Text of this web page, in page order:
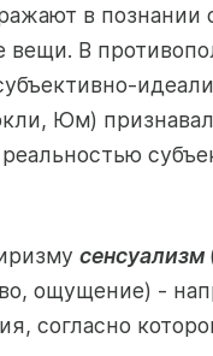
в познании
В
Юм) признавал
сенсуализм
ощущение) -
согласно